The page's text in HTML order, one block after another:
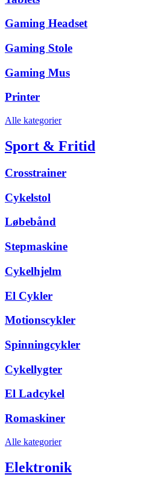
Gaming Headset
Gaming Stole
Gaming Mus
Printer
Alle kategorier
Sport & Fritid
Crosstrainer
Cykelstol
Løbebånd
Stepmaskine
Cykelhjelm
El Cykler
Motionscykler
Spinningcykler
Cykellygter
El Ladcykel
Romaskiner
Alle kategorier
Elektronik